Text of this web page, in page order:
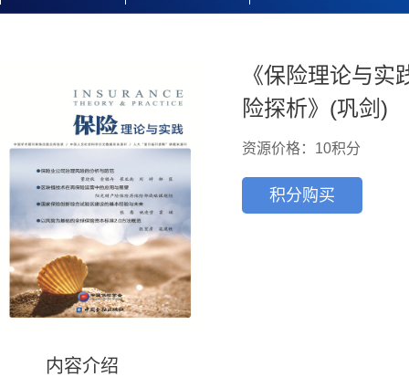
《保险理论与
险探析》(巩剑)
资源价格：10积分
积分购买
内容介绍